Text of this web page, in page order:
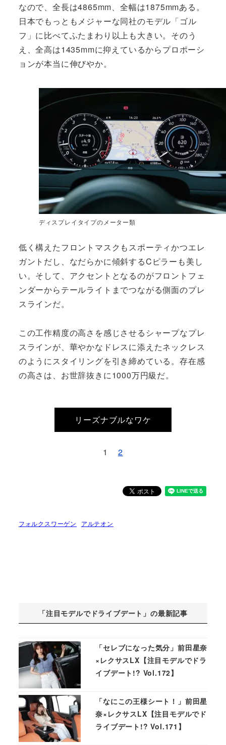
なので、全長は4865mm、全幅は1875mmある。
日本でもっともメジャーな同社のモデル「ゴル
フ」に比べてふたまわり以上も大きい。そのう
え、全高は1435mmに抑えているからプロポーシ
ョンが本当に伸びやか。
ディスプレイタイプのメーター類
低く構えたフロントマスクもスポーティかつエレ
ガントだし、なだらかに傾斜するCピラーも美し
い。そして、アクセントとなるのがフロントフェ
ンダーからテールライトまでつながる側面のプレ
スラインだ。
この工作精度の高さを感じさせるシャープなプレ
スラインが、華やかなドレスに添えたネックレス
のようにスタイリングを引き締めている。存在感
の高さは、お世辞抜きに1000万円級だ。
リーズナブルなワケ
1 2
フォルクスワーゲン アルテオン
「注目モデルでドライブデート」の最新記事
「セレブになった気分」前田星奈
×レクサスLX【注目モデルでドラ
イブデート!? Vol.172】
「なにこの王様シート！」前田星
奈×レクサスLX【注目モデルでド
ライブデート!? Vol.171】